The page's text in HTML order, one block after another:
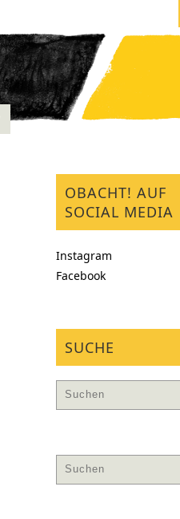
OBACHT! AUF
SOCIAL MEDIA
Instagram
Facebook
SUCHE